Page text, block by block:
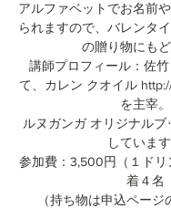
アルファベットでお名前
られますので、バレンタ
の贈り物にもど
講師プロフィール：佐
て、カレン クオイル
を主宰。
ルヌガンガ オリジナル
しています
参加費：3,500円（１ド
着４名
（持ち物は申込ページ